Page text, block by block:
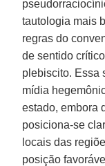
tautologia mais
regras do
de sentido
plebiscito. Essa
mídia
estado, embora
posiciona-se
locais das
posição